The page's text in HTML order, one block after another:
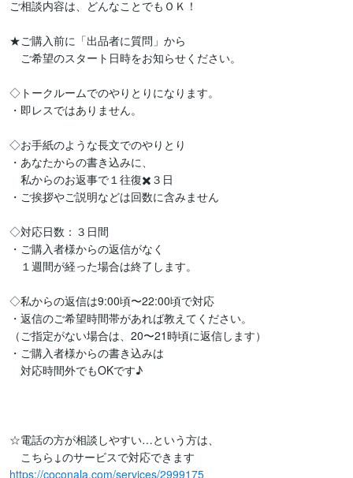
ご相談内容は、どんなことでもＯＫ！
★ご購入前に「出品者に質問」から
ご希望のスタート日時をお知らせください。
◇トークルームでのやりとりになります。
・即レスではありません。
◇お手紙のような長文でのやりとり
・あなたからの書き込みに、
私からのお返事で１往復✖️３日
・ご挨拶やご説明などは回数に含みません
◇対応日数：３日間
・ご購入者様からの返信がなく
１週間が経った場合は終了します。
◇私からの返信は9:00頃〜22:00頃で対応
・返信のご希望時間帯があれば教えてください。
（ご指定がない場合は、20〜21時頃に返信します）
・ご購入者様からの書き込みは
対応時間外でもOKです♪
☆電話の方が相談しやすい…という方は、
https://coconala.com/services/2999175